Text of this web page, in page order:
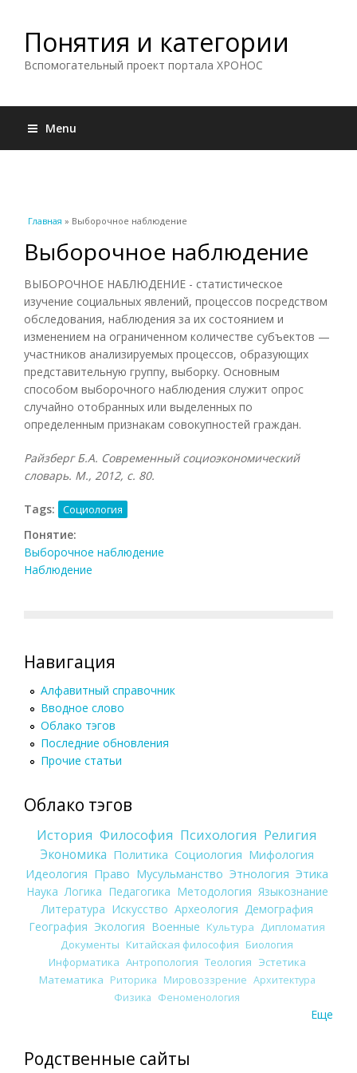
Понятия и категории
Вспомогательный проект портала ХРОНОС
Menu
Вы здесь
Главная » Выборочное наблюдение
Выборочное наблюдение
ВЫБОРОЧНОЕ НАБЛЮДЕНИЕ - статистическое
изучение социальных явлений, процессов посредством
обследования, наблюдения за их состоянием и
изменением на ограниченном количестве субъектов —
участников анализируемых процессов, образующих
представительную группу, выборку. Основным
способом выборочного наблюдения служит опрос
случайно отобранных или выделенных по
определенным признакам совокупностей граждан.
Райзберг Б.А. Современный социоэкономический
словарь. М., 2012, с. 80.
Tags: Социология
Понятие:
Выборочное наблюдение
Наблюдение
Навигация
Алфавитный справочник
Вводное слово
Облако тэгов
Последние обновления
Прочие статьи
Облако тэгов
История Философия Психология Религия
Экономика Политика Социология Мифология
Идеология Право Мусульманство Этнология Этика
Наука Логика Педагогика Методология Языкознание
Литература Искусство Археология Демография
География Экология Военные Культура
Дипломатия
Документы Китайская философия Биология
Информатика Антропология Теология Эстетика
Математика Риторика Мировоззрение Архитектура
Физика Феноменология
Еще
Родственные сайты